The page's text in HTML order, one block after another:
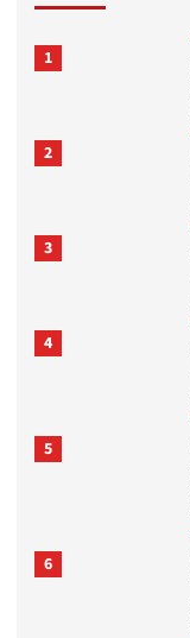
1
2
3
4
5
6